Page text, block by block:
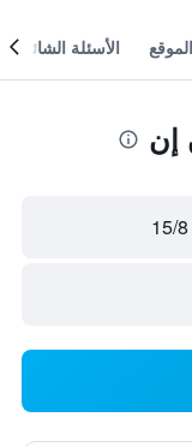
الموقع الأسئلة الشائعة
إن